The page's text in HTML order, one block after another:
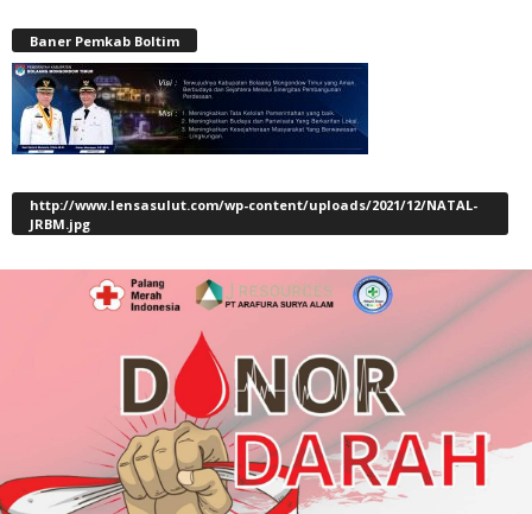
Baner Pemkab Boltim
http://www.lensasulut.com/wp-content/uploads/2021/12/NATAL-
JRBM.jpg